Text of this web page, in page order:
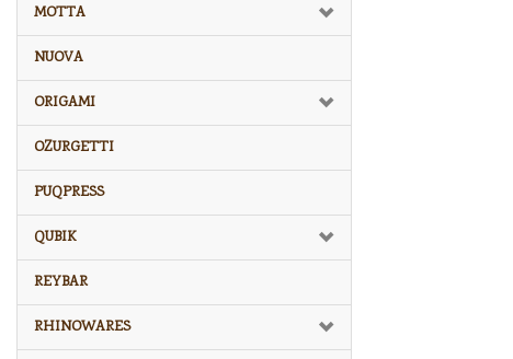
MOTTA
NUOVA
ORIGAMI
OZURGETTI
PUQPRESS
QUBIK
REYBAR
RHINOWARES